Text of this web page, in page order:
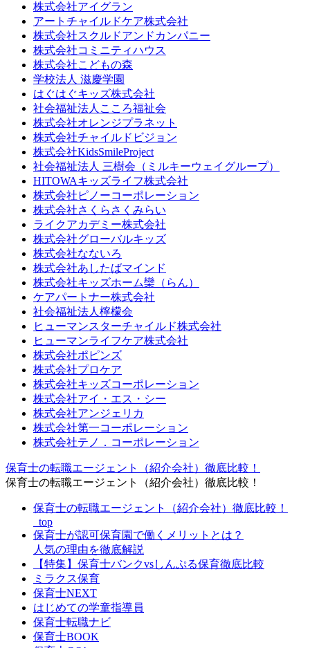
株式会社アイグラン
アートチャイルドケア株式会社
株式会社スクルドアンドカンパニー
株式会社コミニティハウス
株式会社こどもの森
学校法人 滋慶学園
はぐはぐキッズ株式会社
社会福祉法人こころ福祉会
株式会社オレンジプラネット
株式会社チャイルドビジョン
株式会社KidsSmileProject
社会福祉法人 三樹会（ミルキーウェイグループ）
HITOWAキッズライフ株式会社
株式会社ピノーコーポレーション
株式会社さくらさくみらい
ライクアカデミー株式会社
株式会社グローバルキッズ
株式会社なないろ
株式会社あしたばマインド
株式会社キッズホーム欒（らん）
ケアパートナー株式会社
社会福祉法人檸檬会
ヒューマンスターチャイルド株式会社
ヒューマンライフケア株式会社
株式会社ポピンズ
株式会社プロケア
株式会社キッズコーポレーション
株式会社アイ・エス・シー
株式会社アンジェリカ
株式会社第一コーポレーション
株式会社テノ．コーポレーション
保育士の転職エージェント（紹介会社）徹底比較！
保育士の転職エージェント（紹介会社）徹底比較！
保育士の転職エージェント（紹介会社）徹底比較！
_top
保育士が認可保育園で働くメリットとは？
人気の理由を徹底解説
【特集】保育士バンクvsしんぷる保育徹底比較
ミラクス保育
保育⼠NEXT
はじめての学童指導員
保育士転職ナビ
保育士BOOK